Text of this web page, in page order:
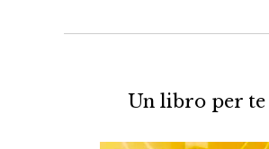
Un libro per te